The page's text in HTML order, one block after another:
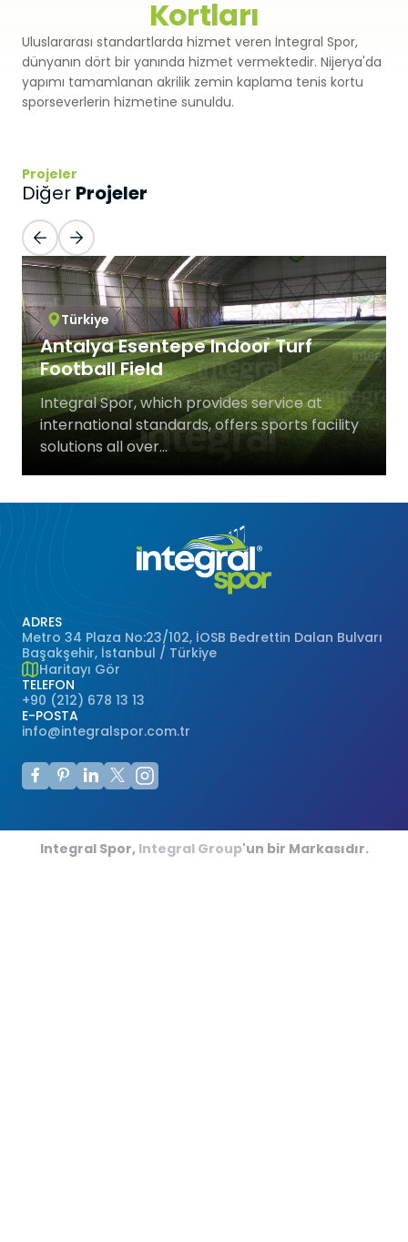
Atletizm Pistleri
Padel Kortları
Padbol Kortları
Pickleball Kortları
Tenis Kortları
Squash Kortları
Çelik Tribünler
Basketbol Salonları
Voleybol Sahaları
Hentbol Sahaları
Çok Amaçlı Sahalar
Hokey Sahaları
Beyzbol Sahaları
Ragbi Sahaları
Badminton Kortları
Premium
Monoturf
DuoGrass
Padel Çimi
Tenis Çimi
Golf Çimi
Hibrit Çim
Doğal Çim
Sprey Kaplama
Full PU Sistem
Spor Parke
Spor PVC Sistem
Akrilik Kaplama
Modüler Kauçuk
SBR
Drenajlı Shockpad
Silis Kumu
Kortları
Uluslararası standartlarda hizmet veren İntegral Spor,
dünyanın dört bir yanında hizmet vermektedir. Nijerya'da
yapımı tamamlanan akrilik zemin kaplama tenis kortu
sporseverlerin hizmetine sunuldu.
Projeler
Diğer Projeler
Türkiye
Antalya Esentepe Indoor Turf
Football Field
Integral Spor, which provides service at
international standards, offers sports facility
solutions all over...
ADRES
Metro 34 Plaza No:23/102, İOSB Bedrettin Dalan Bulvarı
Başakşehir, İstanbul / Türkiye
Haritayı Gör
TELEFON
+90 (212) 678 13 13
E-POSTA
info@integralspor.com.tr
Integral Spor, Integral Group'un bir Markasıdır.